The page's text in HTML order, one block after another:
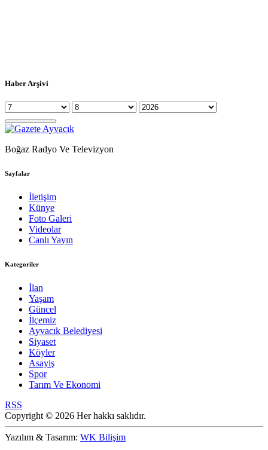
Haber Arşivi
Boğaz Radyo Ve Televizyon
Sayfalar
İletişim
Künye
Foto Galeri
Videolar
Canlı Yayın
Kategoriler
İlan
Yaşam
Güncel
İlçemiz
Ayvacık Belediyesi
Siyaset
Köyler
Asayiş
Spor
Tarım Ve Ekonomi
RSS
Copyright © 2026 Her hakkı saklıdır.
Yazılım & Tasarım: WK Bilişim